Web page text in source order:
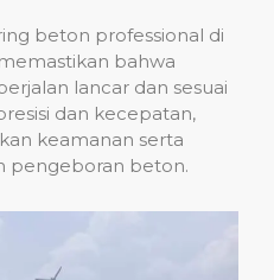
beton professional di
bahwa
lancar dan sesuai
dan kecepatan,
keamanan serta
pengeboran beton.